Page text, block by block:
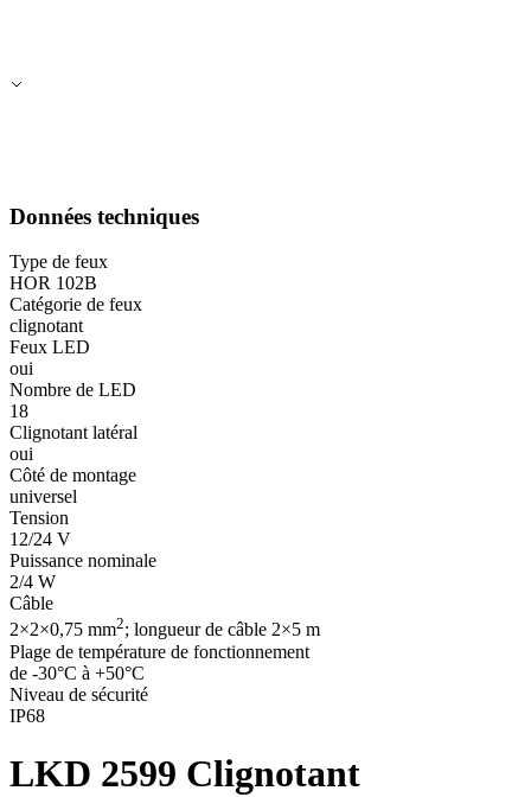
Données techniques
Type de feux
HOR 102B
Catégorie de feux
clignotant
Feux LED
oui
Nombre de LED
18
Clignotant latéral
oui
Côté de montage
universel
Tension
12/24 V
Puissance nominale
2/4 W
Câble
2×2×0,75 mm2; longueur de câble 2×5 m
Plage de température de fonctionnement
de -30°C à +50°C
Niveau de sécurité
IP68
LKD 2599 Clignotant